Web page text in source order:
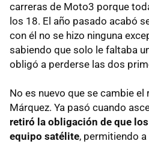
carreras de Moto3 porque
los 18. El año pasado acabó
con él no se hizo ninguna
sabiendo que solo le faltaba
obligó a perderse las dos
No es nuevo que se cambie
Márquez. Ya pasó cuando
retiró la obligación de que
equipo satélite, permitiendo a